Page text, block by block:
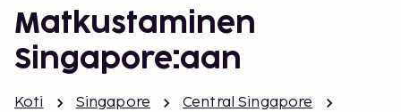
Matkustaminen
Singapore:aan
Koti Singapore
Central Singapore